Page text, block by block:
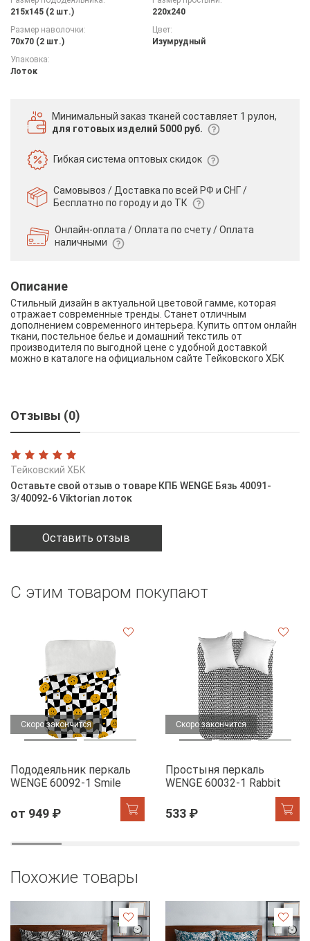
215х145 (2 шт.)
220х240
Размер наволочки:
70х70 (2 шт.)
Цвет:
Изумрудный
Упаковка:
Лоток
Минимальный заказ тканей составляет 1 рулон,
для готовых изделий 5000 руб.
Гибкая системаоптовых скидок
Самовывоз / Доставка по всей РФ и СНГ /
Бесплатно по городу и до ТК
Онлайн-оплата / Оплата по счету /Оплата
наличными
Описание
Стильный дизайн в актуальной цветовой гамме, которая
отражает современные тренды. Станет отличным
дополнением современного интерьера. Купить оптом онлайн
ткани, постельное белье и домашний текстиль от
производителя по выгодной цене с удобной доставкой
можно в каталоге на официальном сайте Тейковского ХБК
Отзывы (0)
Тейковский ХБК
Оставьте свой отзыв о товаре КПБ WENGE Бязь 40091-
3/40092-6 Viktorian лоток
Оставить отзыв
С этим товаром покупают
Скоро закончится
Пододеяльник перкаль
WENGE 60092-1 Smile
от 949 ₽
Скоро закончится
Простыня перкаль
WENGE 60032-1 Rabbit
533 ₽
Похожие товары